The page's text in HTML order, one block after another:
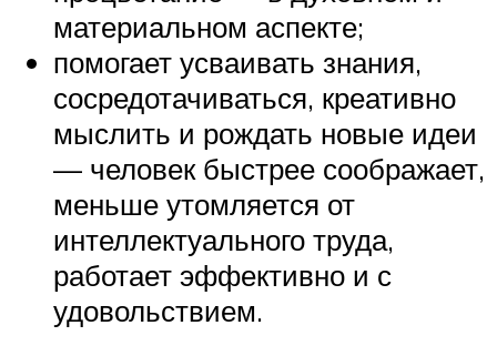
материальном аспекте;
помогает усваивать знания,
сосредотачиваться, креативно
мыслить и рождать новые идеи
— человек быстрее соображает,
меньше утомляется от
интеллектуального труда,
работает эффективно и с
удовольствием.